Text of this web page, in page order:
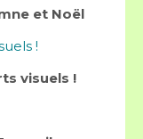
et Noël
visuels !